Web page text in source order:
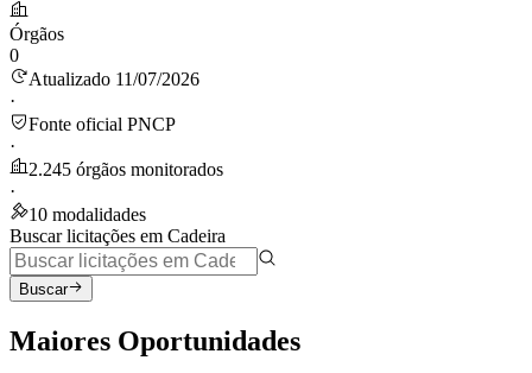
Órgãos
0
Atualizado 11/07/2026
·
Fonte oficial PNCP
·
2.245 órgãos monitorados
·
10 modalidades
Buscar licitações em Cadeira
Buscar
Maiores Oportunidades